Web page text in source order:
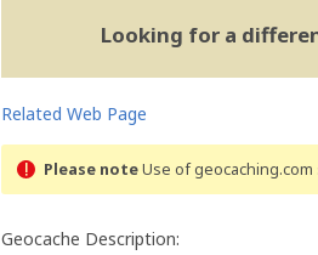
Looking for a
Related Web Page
Please noteUse of
Geocache Description: